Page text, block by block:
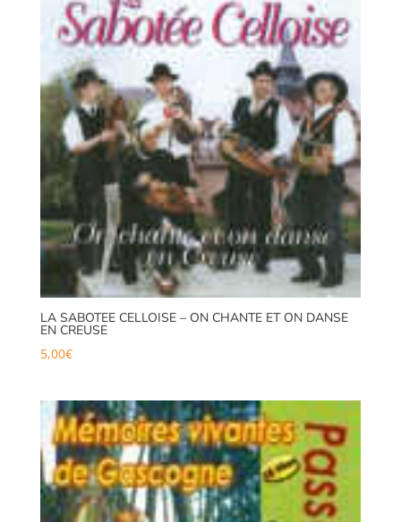
LA SABOTEE CELLOISE – ON CHANTE ET ON DANSE
EN CREUSE
5,00€